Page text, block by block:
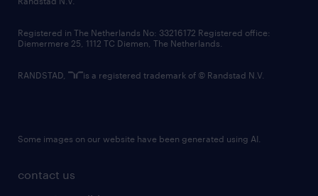
contact us
Registered in The Netherlands No: 33216172 Registered office:
Diemermere 25, 1112 TC Diemen, The Netherlands.
RANDSTAD, is a registered trademark of © Randstad N.V.
Some images on our website have been generated using AI.